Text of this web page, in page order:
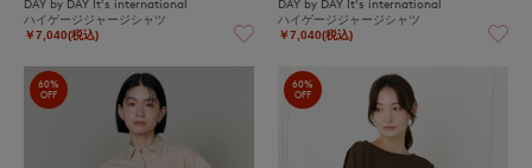
ハイゲージジャージシャツ
￥7,040(税込)
ハイゲージジャージシャツ
￥7,040(税込)
60%
OFF
60%
OFF